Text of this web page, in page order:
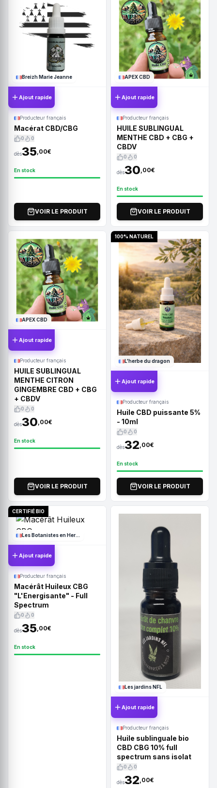
Breizh Marie Jeanne
Ajout rapide
Producteur français
Macérat CBD/CBG
0 0
dès35,00€
En stock
VOIR LE PRODUIT
APEX CBD
Ajout rapide
Producteur français
HUILE SUBLINGUAL
MENTHE CBD + CBG +
CBDV
0 0
dès30,00€
En stock
VOIR LE PRODUIT
APEX CBD
Ajout rapide
Producteur français
HUILE SUBLINGUAL
MENTHE CITRON
GINGEMBRE CBD + CBG
+ CBDV
0 0
dès30,00€
En stock
VOIR LE PRODUIT
100% NATUREL
L'herbe du dragon
Ajout rapide
Producteur français
Huile CBD puissante 5%
- 10ml
0 0
dès32,00€
En stock
VOIR LE PRODUIT
CERTIFIÉ BIO
Les Botanistes en Herbe
Ajout rapide
Producteur français
Macérât Huileux CBG
"L'Energisante" - Full
Spectrum
0 0
dès35,00€
En stock
Les jardins NFL
Ajout rapide
Producteur français
Huile sublinguale bio
CBD CBG 10% full
spectrum sans isolat
0 0
dès32,00€